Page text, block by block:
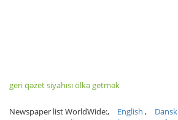
geri qəzet siyahısı ölkə getmək
Newspaper list WorldWide: English Dansk